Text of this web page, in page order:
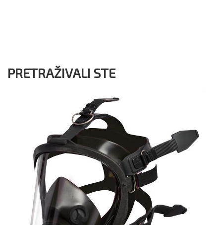
PRETRAŽIVALI STE